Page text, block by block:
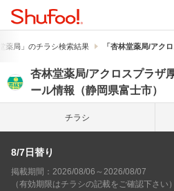
薬局」のチラシ検索結果 「杏林堂薬局/アク
杏林堂薬局/アクロスプラザ
ール情報（静岡県富士市）
チラシ
8/7日替り
掲載期間：2026/08/06～2026/08/07
（有効期限はチラシの記載をご確認下さい）